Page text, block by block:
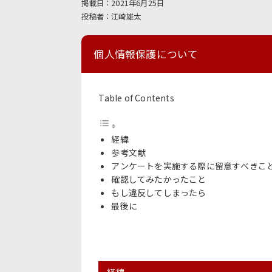
2021年6月25日
江崎雄太
個人情報保護について
Table of Contents
経緯
参考文献
アンケートを実施する際に留意すべきこ
確認してみたかったこと
もし違反してしまったら
最後に